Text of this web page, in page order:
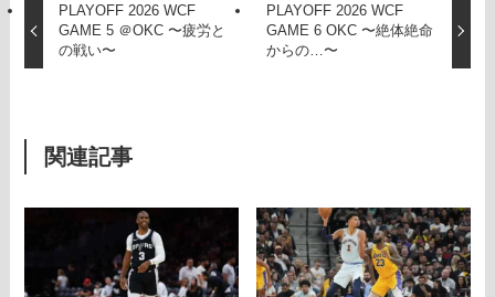
PLAYOFF 2026 WCF
GAME 5 ＠OKC 〜疲労と
の戦い〜
PLAYOFF 2026 WCF
GAME 6 OKC 〜絶体絶命
からの…〜
関連記事